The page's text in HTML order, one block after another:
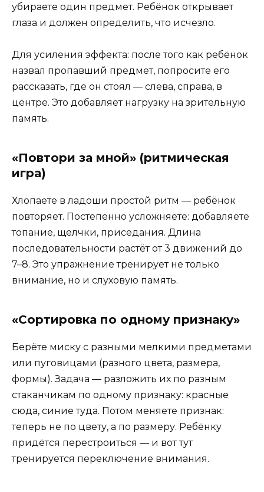
убираете один предмет. Ребёнок открывает
глаза и должен определить, что исчезло.
Для усиления эффекта: после того как ребёнок
назвал пропавший предмет, попросите его
рассказать, где он стоял — слева, справа, в
центре. Это добавляет нагрузку на зрительную
память.
«Повтори за мной» (ритмическая
игра)
Хлопаете в ладоши простой ритм — ребёнок
повторяет. Постепенно усложняете: добавляете
топание, щелчки, приседания. Длина
последовательности растёт от 3 движений до
7–8. Это упражнение тренирует не только
внимание, но и слуховую память.
«Сортировка по одному признаку»
Берёте миску с разными мелкими предметами
или пуговицами (разного цвета, размера,
формы). Задача — разложить их по разным
стаканчикам по одному признаку: красные
сюда, синие туда. Потом меняете признак:
теперь не по цвету, а по размеру. Ребёнку
придётся перестроиться — и вот тут
тренируется переключение внимания.